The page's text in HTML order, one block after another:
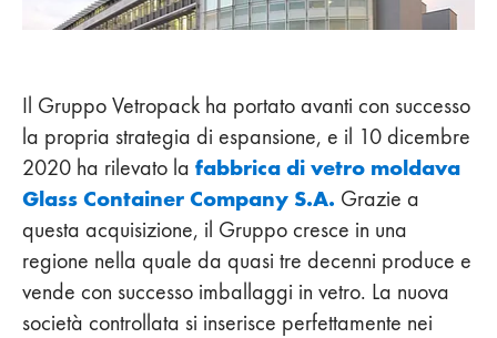
Il Gruppo Vetropack ha portato avanti con successo
la propria strategia di espansione, e il 10 dicembre
2020 ha rilevato la fabbrica di vetro moldava
Glass Container Company S.A. Grazie a
questa acquisizione, il Gruppo cresce in una
regione nella quale da quasi tre decenni produce e
vende con successo imballaggi in vetro. La nuova
società controllata si inserisce perfettamente nei